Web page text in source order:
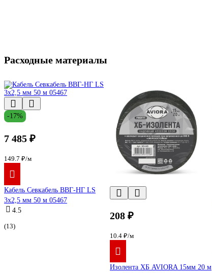
Расходные материалы
-17%
7 485 ₽
149.7 ₽/м
Кабель Севкабель ВВГ-НГ LS
3х2,5 мм 50 м 05467
4.5
(13)
208 ₽
10.4 ₽/м
Изолента ХБ AVIORA 15мм 20 м